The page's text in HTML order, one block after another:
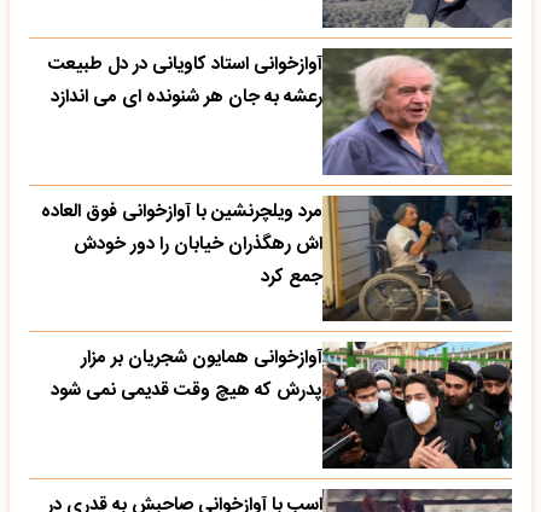
آوازخوانی استاد کاویانی در دل طبیعت
رعشه به جان هر شنونده ای می اندازد
مرد ویلچرنشین با آوازخوانی فوق العاده
اش رهگذران خیابان را دور خودش
جمع کرد
آوازخوانی همایون شجریان بر مزار
پدرش که هیچ وقت قدیمی نمی شود
اسب با آوازخوانی صاحبش به قدری در